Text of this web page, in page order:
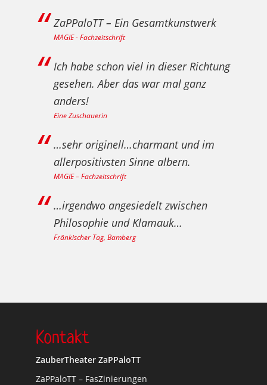
ZaPPaloTT – Ein Gesamtkunstwerk
MAGIE - Fachzeitschrift
Ich habe schon viel in dieser Richtung
gesehen. Aber das war mal ganz
anders!
Eine Zuschauerin
…sehr originell…charmant und im
allerpositivsten Sinne albern.
MAGIE – Fachzeitschrift
…irgendwo angesiedelt zwischen
Philosophie und Klamauk…
Fränkischer Tag, Bamberg
Kontakt
ZauberTheater ZaPPaloTT
ZaPPaloTT – FasZinierungen